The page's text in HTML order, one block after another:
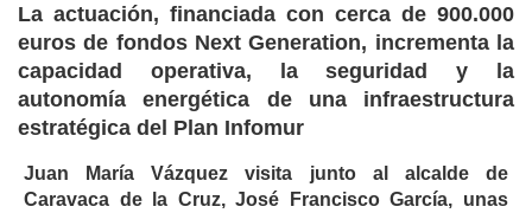
La actuación, financiada con cerca de 900.000
euros de fondos Next Generation, incrementa la
capacidad operativa, la seguridad y la
autonomía energética de una infraestructura
estratégica del Plan Infomur
Juan María Vázquez visita junto al alcalde de
Caravaca de la Cruz, José Francisco García, unas